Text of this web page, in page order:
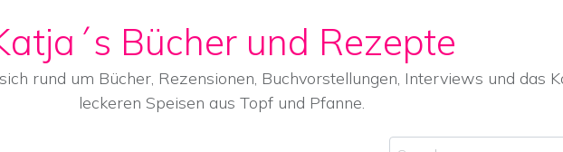
Bücher und Rezepte
rund um Bücher, Rezensionen, Buchvorstellungen, Interviews und das
leckeren Speisen aus Topf und Pfanne.
Search